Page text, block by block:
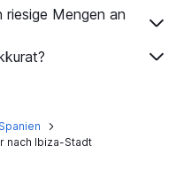
riesige Mengen an
Spanien
nach Ibiza-Stadt